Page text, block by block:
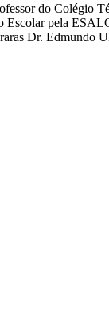
do
pela
Dr. Edmundo